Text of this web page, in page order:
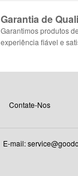
Garantia de
Garantimos produtos
experiência fiável e
Contate-Nos
E-mail: